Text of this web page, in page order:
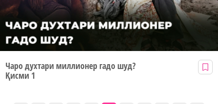
Чаро духтари миллионер гадо шуд?
Қисми 1